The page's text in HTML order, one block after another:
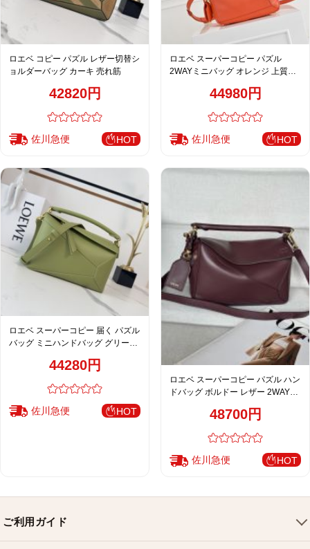
ロエベ コピー パズル レザー切替シ
ョルダーバッグ カーキ 売れ筋
42820円
佐川急便 HOT
ロエベ スーパーコピー パズル
2WAYミニバッグ オレンジ 上質レ
44980円
佐川急便 HOT
ロエベ スーパーコピー 届く パズル
バッグ ミニハンドバッグ グリーン
44280円
佐川急便 HOT
ロエベ スーパーコピー パズル ハン
ドバッグ ボルドー レザー 2WAYシ
48700円
佐川急便 HOT
ご利用ガイド